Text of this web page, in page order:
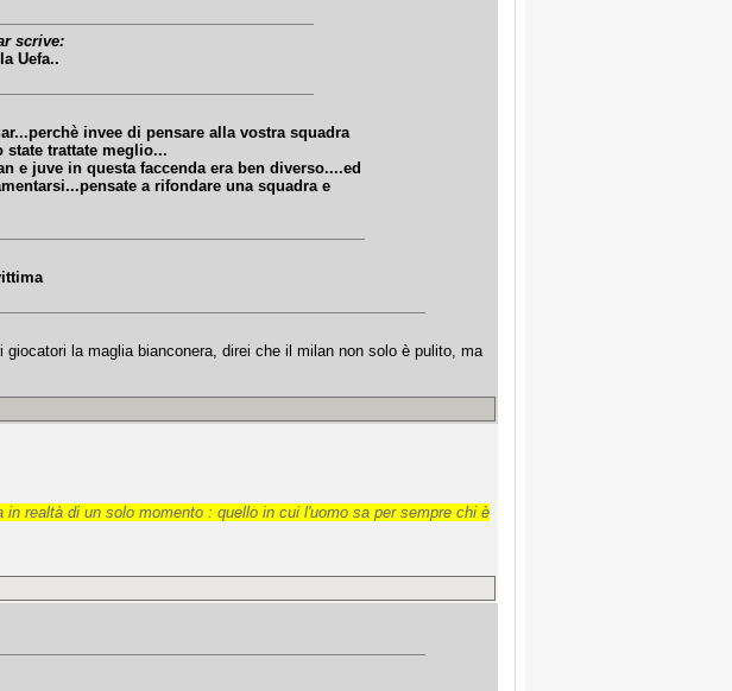
scrive:
Uefa..
invee di pensare alla vostra squadra
state trattate meglio...
e juve in questa faccenda era ben diverso....ed
a rifondare una squadra e
la maglia bianconera, direi che il milan non solo è pulito, ma
realtà di un solo momento : quello in cui l'uomo sa per sempre chi è